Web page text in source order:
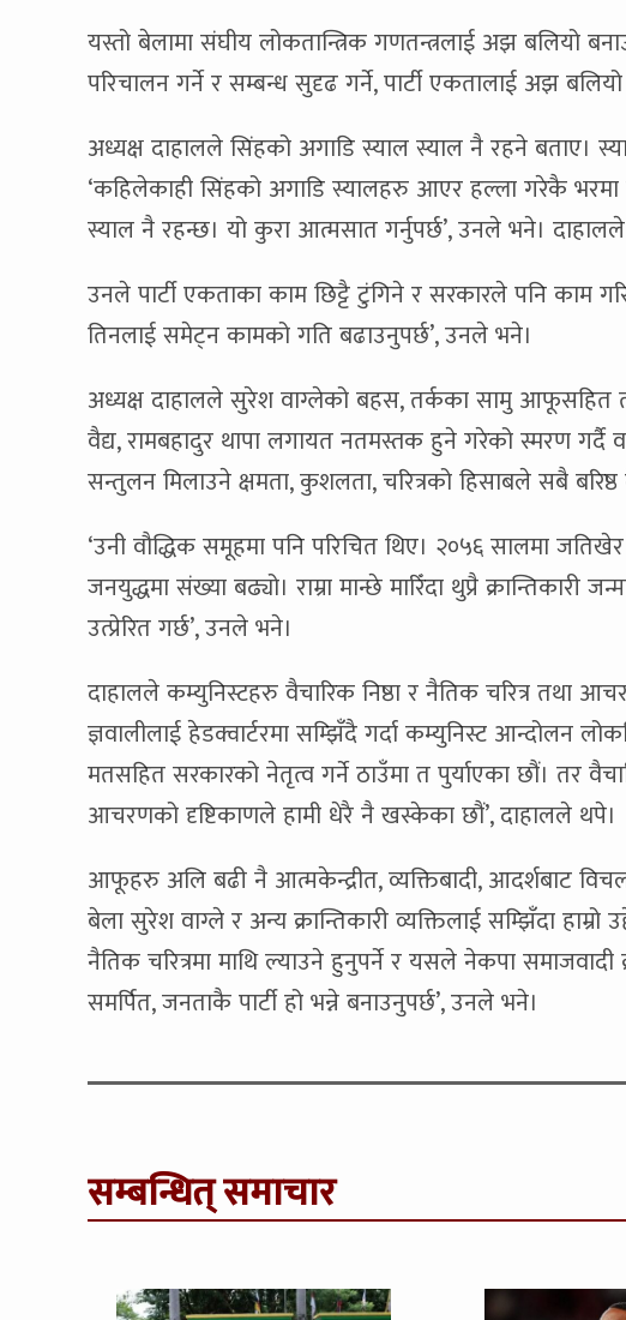
यस्तो बेलामा संघीय लोकतान्त्रिक गणतन्त्रलाई अझ बलियो
परिचालन गर्ने र सम्बन्ध सुदृढ गर्ने, पार्टी एकतालाई अझ
अध्यक्ष दाहालले सिंहको अगाडि स्याल स्याल नै रहने बताए।
‘कहिलेकाही सिंहको अगाडि स्यालहरु आएर हल्ला गरेकै
स्याल नै रहन्छ। यो कुरा आत्मसात गर्नुपर्छ’, उनले भने।
उनले पार्टी एकताका काम छिट्टै टुंगिने र सरकारले पनि काम
तिनलाई समेट्न कामको गति बढाउनुपर्छ’, उनले भने।
अध्यक्ष दाहालले सुरेश वाग्लेको बहस, तर्कका सामु आफूसहित
वैद्य, रामबहादुर थापा लगायत नतमस्तक हुने गरेको स्मरण गर्दै
सन्तुलन मिलाउने क्षमता, कुशलता, चरित्रको हिसाबले सबै बरिष्ठ
‘उनी वौद्धिक समूहमा पनि परिचित थिए। २०५६ सालमा
जनयुद्धमा संख्या बढ्यो। राम्रा मान्छे मारिँदा थुप्रै क्रान्तिकारी
उत्प्रेरित गर्छ’, उनले भने।
दाहालले कम्युनिस्टहरु वैचारिक निष्ठा र नैतिक चरित्र तथा
ज्ञवालीलाई हेडक्वार्टरमा सम्झिँदै गर्दा कम्युनिस्ट आन्दोलन
मतसहित सरकारको नेतृत्व गर्ने ठाउँमा त पुर्याएका छौं। तर
आचरणको दृष्टिकाणले हामी धेरै नै खस्केका छौं’, दाहालले थपे।
आफूहरु अलि बढी नै आत्मकेन्द्रीत, व्यक्तिबादी, आदर्शबाट
बेला सुरेश वाग्ले र अन्य क्रान्तिकारी व्यक्तिलाई सम्झिँदा हाम्रो
नैतिक चरित्रमा माथि ल्याउने हुनुपर्ने र यसले नेकपा समाजवादी
समर्पित, जनताकै पार्टी हो भन्ने बनाउनुपर्छ’, उनले भने।
सम्बन्धित् समाचार